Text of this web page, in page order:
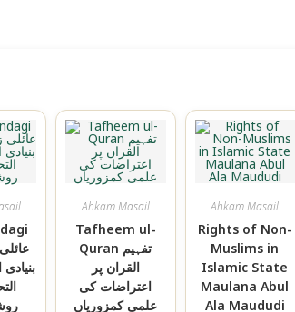
Ahkam Masail
Tafheem ul-
Quran تفہیم
القران پر
اعتراضات کی
علمی کمزوریاں
Ahkam Masail
Rights of Non-
Muslims in
Islamic State
Maulana Abul
Ala Maududi